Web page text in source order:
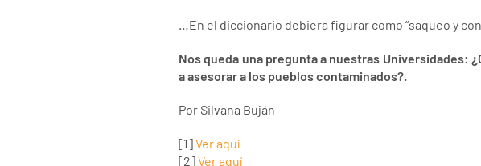
…En el diccionario debiera figurar como “saqueo y
Nos queda una pregunta a nuestras Universidades:
a asesorar a los pueblos contaminados?.
Por Silvana Buján
[1]Ver aquí
[2]Ver aquí